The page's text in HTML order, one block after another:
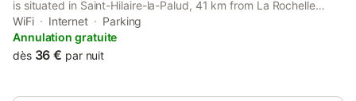
is situated in Saint-Hilaire-la-Palud, 41 km from La Rochelle
Train Station and 41 km from Parc des Expositions de la
Rochelle.
WiFi Internet
Parking
Annulation gratuite
dès 36 € par nuit